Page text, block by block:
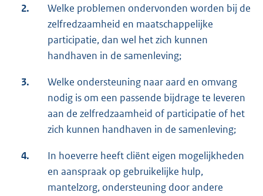
2.
Welke problemen ondervonden worden bij de
zelfredzaamheid en maatschappelijke
participatie, dan wel het zich kunnen
handhaven in de samenleving;
3.
Welke ondersteuning naar aard en omvang
nodig is om een passende bijdrage te leveren
aan de zelfredzaamheid of participatie of het
zich kunnen handhaven in de samenleving;
4.
In hoeverre heeft cliënt eigen mogelijkheden
en aanspraak op gebruikelijke hulp,
mantelzorg, ondersteuning door andere